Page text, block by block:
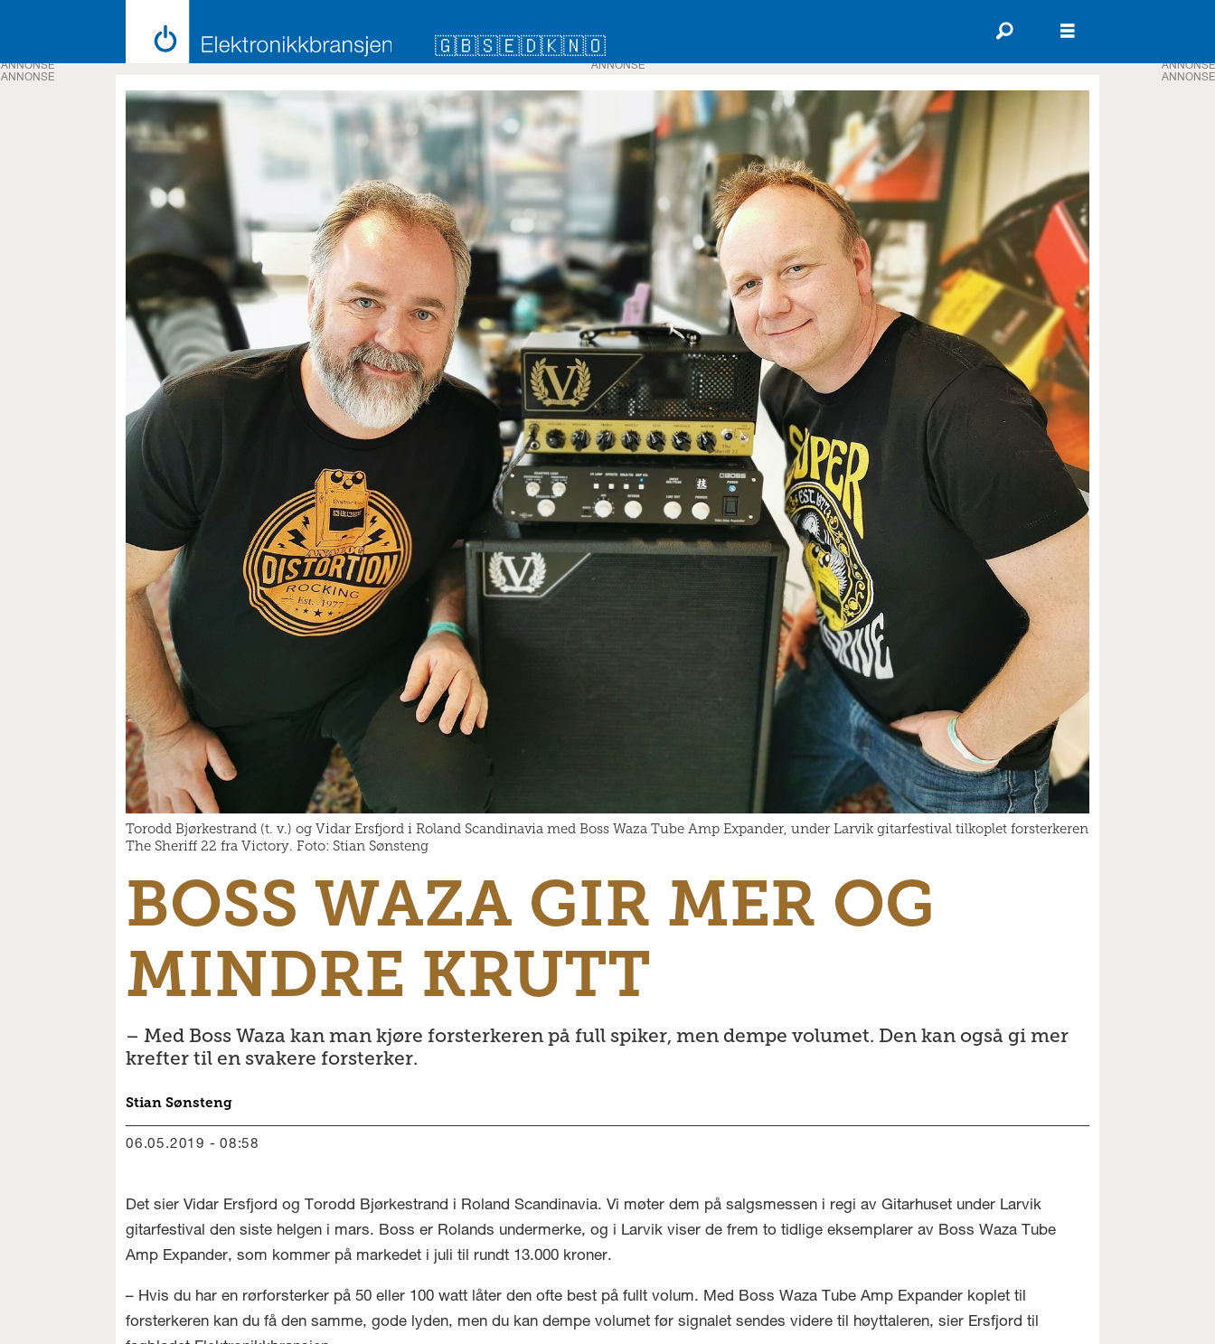
🇬🇧🇸🇪🇩🇰🇳🇴
ANNONSE
Torodd Bjørkestrand (t. v.) og Vidar Ersfjord i Roland Scandinavia med Boss Waza Tube Amp Expander, under Larvik gitarfestival tilkoplet forsterkeren
The Sheriff 22 fra Victory. Foto: Stian Sønsteng
BOSS WAZA GIR MER OG
MINDRE KRUTT
– Med Boss Waza kan man kjøre forsterkeren på full spiker, men dempe volumet. Den kan også gi mer
krefter til en svakere forsterker.
Stian Sønsteng
06.05.2019 - 08:58
Det sier Vidar Ersfjord og Torodd Bjørkestrand i Roland Scandinavia. Vi møter dem på salgsmessen i regi av Gitarhuset under Larvik
gitarfestival den siste helgen i mars. Boss er Rolands undermerke, og i Larvik viser de frem to tidlige eksemplarer av Boss Waza Tube
Amp Expander, som kommer på markedet i juli til rundt 13.000 kroner.
– Hvis du har en rørforsterker på 50 eller 100 watt låter den ofte best på fullt volum. Med Boss Waza Tube Amp Expander koplet til
forsterkeren kan du få den samme, gode lyden, men du kan dempe volumet før signalet sendes videre til høyttaleren, sier Ersfjord til
ANNONSE
ANNONSE
ANNONSE
ANNONSE